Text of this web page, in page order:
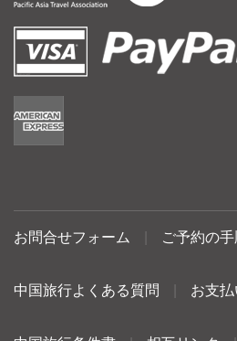
お問合せフォーム ご予約の
中国旅行よくある質問 お支